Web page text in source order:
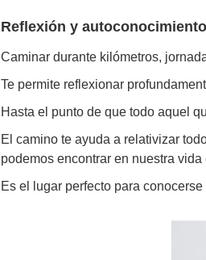
Reflexión y autoconocimiento
Caminar durante kilómetros,
Te permite reflexionar
Hasta el punto de que todo aquel
El camino te ayuda a relativizar
podemos encontrar en nuestra vida
Es el lugar perfecto para